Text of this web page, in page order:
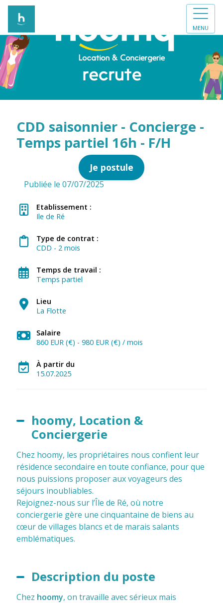
MENU
CDD saisonnier - Concierge -
Temps partiel 16h - F/H
Je postule
Publiée le 07/07/2025
Etablissement :
Ile de Ré
Type de contrat :
CDD - 2 mois
Temps de travail :
Temps partiel
Lieu
La Flotte
Salaire
860 EUR (€) - 980 EUR (€) / mois
À partir du
15.07.2025
hoomy, Location &
Conciergerie
Chez hoomy, les propriétaires nous confient leur
résidence secondaire en toute confiance, pour que
nous puissions proposer aux voyageurs des
séjours inoubliables.
Rejoignez-nous sur l’Île de Ré, où notre
conciergerie gère une cinquantaine de biens au
cœur de villages blancs et de marais salants
emblématiques.
Description du poste
Chez hoomy, on travaille avec sérieux mais